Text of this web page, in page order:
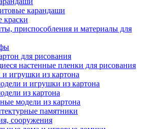
карандаши
краски
приспособления и материалы для
для рисования
настенные пленки для рисования
игрушки из картона
и игрушки из картона
из картона
модели из картона
памятники
сооружения